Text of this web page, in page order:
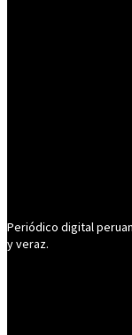
Periódico digital
y veraz.